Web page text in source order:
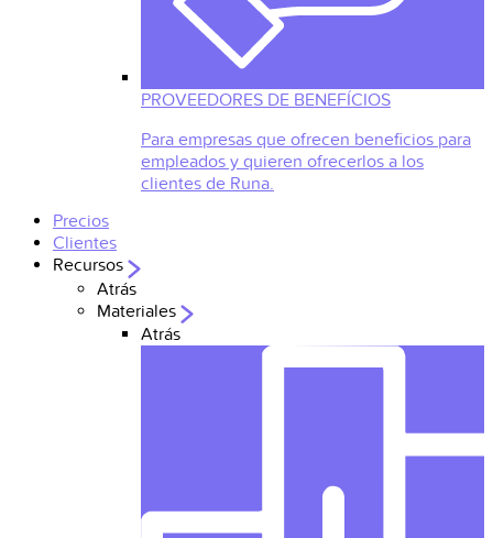
PROVEEDORES DE BENEFÍCIOS
Para empresas que ofrecen beneficios para
empleados y quieren ofrecerlos a los
clientes de Runa.
Precios
Clientes
Recursos
Atrás
Materiales
Atrás